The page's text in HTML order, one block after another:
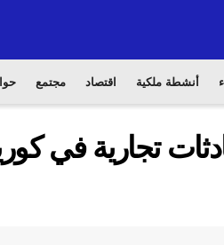
أنشطة ملكية اقتصاد مجتمع
تجارية في